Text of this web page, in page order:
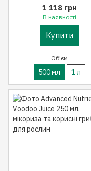
мл
1 118 грн
В наявності
Купити
Об'єм
500 мл 1 л